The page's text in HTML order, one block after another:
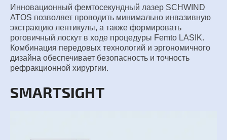
Инновационный фемтосекундный лазер SCHWIND
ATOS позволяет проводить минимально инвазивную
экстракцию лентикулы, а также формировать
роговичный лоскут в ходе процедуры Femto LASIK.
Комбинация передовых технологий и эргономичного
дизайна обеспечивает безопасность и точность
рефракционной хирургии.
SMARTSIGHT